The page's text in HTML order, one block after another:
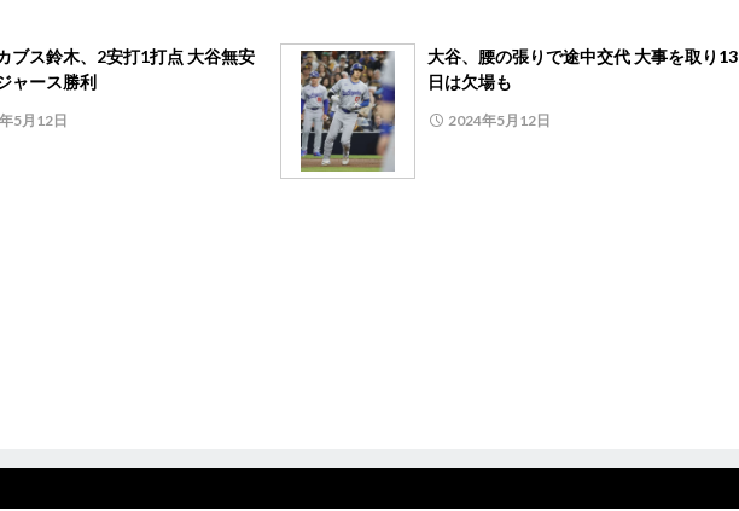
ブス鈴木、2安打1打点 大谷無安
ャース勝利
5月12日
大谷、腰の張りで途中交代 大事を取り13
日は欠場も
2024年5月12日